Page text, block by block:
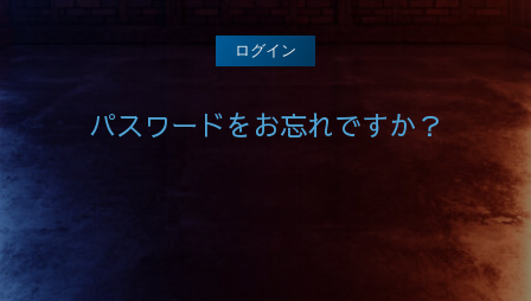
パスワードをお忘れですか？